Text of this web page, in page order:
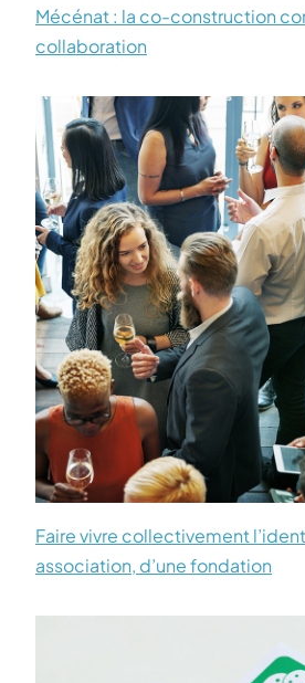
Mécénat : la co-construction
collaboration
Faire vivre collectivement
association, d’une fondation